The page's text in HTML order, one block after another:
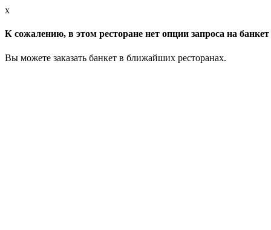
x
К сожалению, в этом ресторане нет опции запроса на
Вы можете заказать банкет в ближайших ресторанах.